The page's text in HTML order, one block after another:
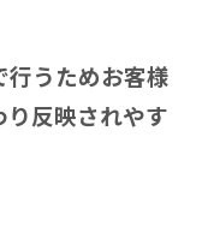
行うためお客様
反映されやす